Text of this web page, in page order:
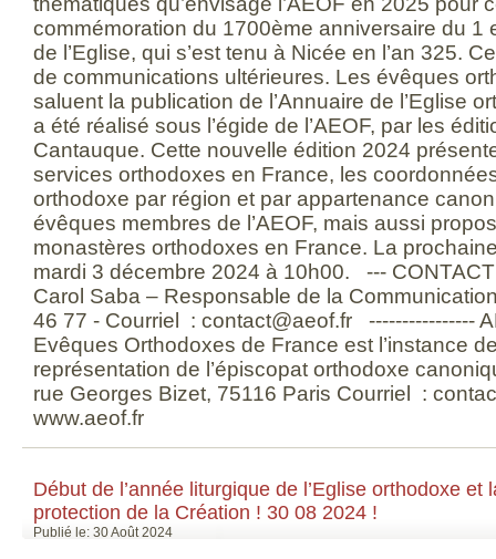
commémoration du 1700ème anniversaire du
de l’Eglise, qui s’est tenu à Nicée en l’an 325.
de communications ultérieures. Les évêques
saluent la publication de l’Annuaire de l’Eglise
a été réalisé sous l’égide de l’AEOF, par les
Cantauque. Cette nouvelle édition 2024
services orthodoxes en France, les
orthodoxe par région et par appartenance
évêques membres de l’AEOF, mais aussi
monastères orthodoxes en France. La
mardi 3 décembre 2024 à 10h00. ---
Carol Saba – Responsable de la
46 77 - Courriel : contact@aeof.fr ----------------
Evêques Orthodoxes de France est l’instance
représentation de l’épiscopat orthodoxe
rue Georges Bizet, 75116 Paris Courriel :
www.aeof.fr
Début de l’année liturgique de l’Eglise orthodoxe
protection de la Création ! 30 08 2024 !
Publié le: 30 Août 2024